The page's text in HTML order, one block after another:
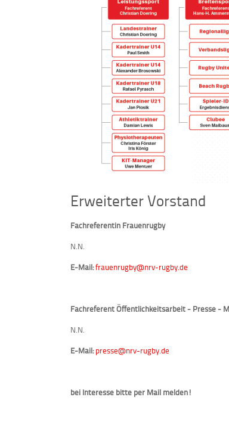
Erweiterter Vorstand
Fachreferentin Frauenrugby
N.N.
E-Mail:frauenrugby@nrv-rugby.de
Fachreferent Öffentlichkeitsarbeit - Presse -
N.N.
E-Mail: presse@nrv-rugby.de
bei Interesse bitte per Mail melden!